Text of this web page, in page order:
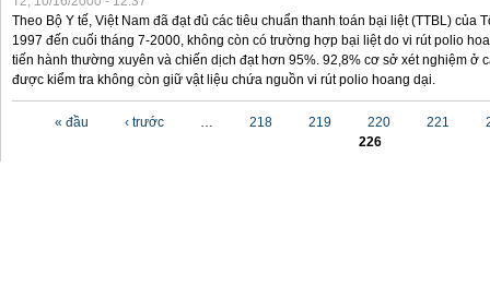
Theo Bộ Y tế, Việt Nam đã đạt đủ các tiêu chuẩn thanh toán bại liệt (TTBL) của
1997 đến cuối tháng 7-2000, không còn có trường hợp bại liệt do vi rút polio
tiến hành thường xuyên và chiến dịch đạt hơn 95%. 92,8% cơ sở xét nghiệm ở
được kiểm tra không còn giữ vật liệu chứa nguồn vi rút polio hoang dại.
« đầu ‹ trước … 218 219 220 221
226